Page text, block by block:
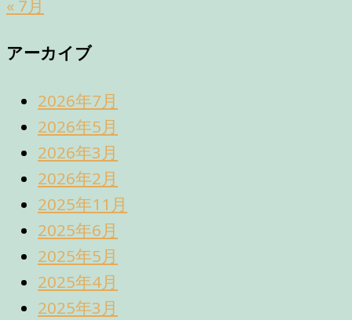
« 7月
アーカイブ
2026年7月
2026年5月
2026年3月
2026年2月
2025年11月
2025年6月
2025年5月
2025年4月
2025年3月